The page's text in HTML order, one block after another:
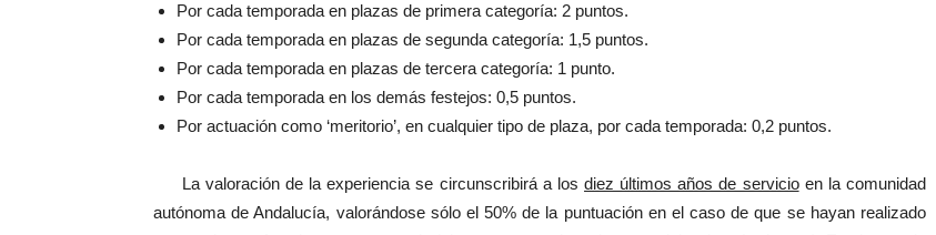
Por cada temporada en plazas de primera categoría: 2 puntos.
Por cada temporada en plazas de segunda categoría: 1,5 puntos.
Por cada temporada en plazas de tercera categoría: 1 punto.
Por cada temporada en los demás festejos: 0,5 puntos.
Por actuación como ‘meritorio’, en cualquier tipo de plaza, por cada temporada: 0,2 puntos.
La valoración de la experiencia se circunscribirá a los diez últimos años de servicioen la comunidad
autónoma de Andalucía, valorándose sólo el 50% de la puntuación en el caso de que se hayan realizado